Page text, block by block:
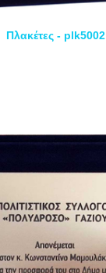
Πλακέτες - plk5002